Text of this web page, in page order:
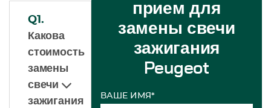
Q1.
Какова
стоимость
замены
свечи
зажигания
прием для
замены свечи
зажигания
Peugeot
ВАШЕ ИМЯ*